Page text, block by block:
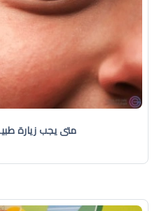
متى يجب زيارة